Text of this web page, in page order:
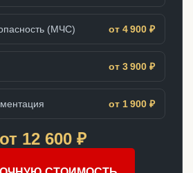
(МЧС) от 4 900 ₽
от 3 900 ₽
от 1 900 ₽
от 12 600 ₽